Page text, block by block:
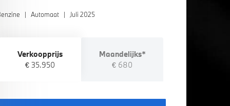
| Automaat | Juli 2025
Verkoopprijs
€ 35.950
Maandelijks*
€ 680